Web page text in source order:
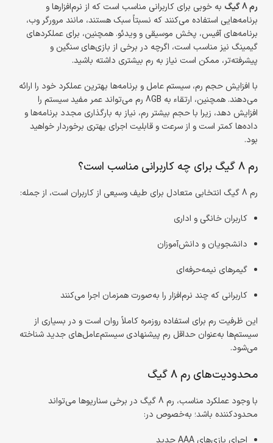
رم 8 گیگ
به خوبی برای کاربرانی مناسب است که از نرم‌افزارها و
برنامه‌هایی استفاده می‌کنند که نسبتاً سبک هستند، مانند مرورگر وب،
برنامه‌های آفیس، پخش موسیقی و ویدئو. همچنین، برای عملکردهای
گیمینگ نیز مناسب است، اگرچه در برخی از بازی‌های سنگین و
پیشرفته‌تر، ممکن است نیاز به رم بیشتری داشته باشید.
با افزایش حجم رم، سیستم عامل و برنامه‌ها بهترین عملکرد خود را ارائه
می‌دهند. همچنین، ارتقاء به 8GB رم می‌تواند عمر مفید سیستم را
افزایش دهد، زیرا با حجم بیشتر رم، نیاز به بارگذاری مجدد برنامه‌ها و
داده‌ها کمتر است و از سرعت و قابلیت اجرای بهتری برخوردار خواهید
بود.
رم 8 گیگ برای چه کاربرانی مناسب است؟
رم 8 گیگ انتخابی متعادل برای طیف وسیعی از کاربران است، از جمله:
کاربران خانگی و اداری
دانشجویان و دانش‌آموزان
گیمرهای نیمه‌حرفه‌ای
کاربرانی که چند نرم‌افزار را به‌صورت همزمان اجرا می‌کنند
این ظرفیت رم برای استفاده روزمره کاملاً روان است و در بسیاری از
سیستم‌ها به‌عنوان حداقل رم پیشنهادی سیستم‌عامل‌های جدید شناخته
می‌شود.
محدودیت‌های رم 8 گیگ
با وجود عملکرد مناسب، رم 8 گیگ در برخی سناریوها می‌تواند
محدودکننده باشد؛ به‌خصوص در:
اجرای بازی‌های AAA جدید